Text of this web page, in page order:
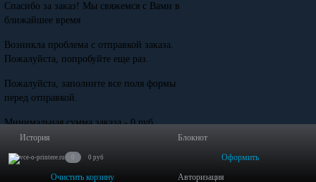
История Блокнот
0 0 руб
Оформить
Очистить корзину
Авторизация
Спасибо за заказ! Мы свяжемся с Вами в
ближайшее время
Возникла проблема с отправкой заказа.
Пожалуйста, попробуйте еще раз.
Пожалуйста, заполните все поля формы
перед отправкой.
Минимальная сумма заказа - 0 руб.